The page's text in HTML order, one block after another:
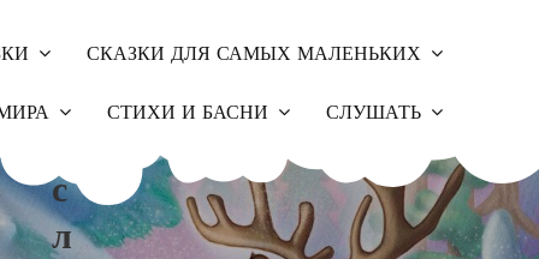
СКАЗКИ ДЛЯ САМЫХ МАЛЕНЬКИХ
СТИХИ И БАСНИ СЛУШАТЬ
С
Л